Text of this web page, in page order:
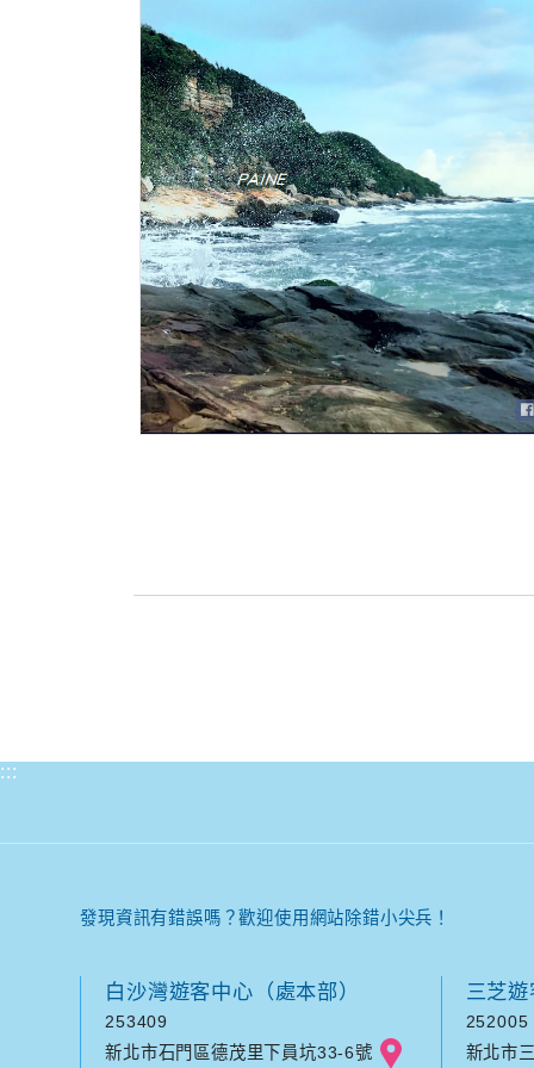
:::
發現資訊有錯誤嗎？歡迎使用網站除錯小尖兵！
白沙灣遊客中心（處本部）
253409
新北市石門區德茂里下員坑33-6號
三芝
252005
新北市